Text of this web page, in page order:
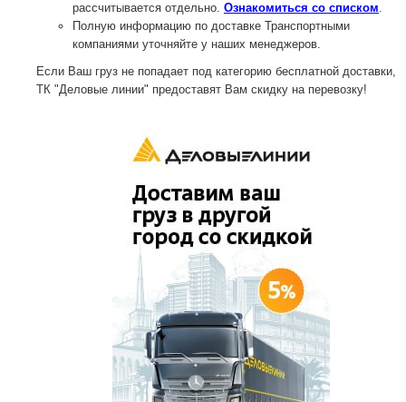
рассчитывается отдельно. Ознакомиться со списком.
Полную информацию по доставке Транспортными
компаниями уточняйте у наших менеджеров.
Если Ваш груз не попадает под категорию бесплатной доставки,
ТК "Деловые линии" предоставят Вам скидку на перевозку!